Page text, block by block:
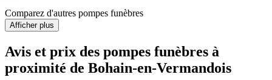
Comparez d'autres pompes funèbres
Afficher plus
Avis et prix des pompes funèbres à
proximité de Bohain-en-Vermandois